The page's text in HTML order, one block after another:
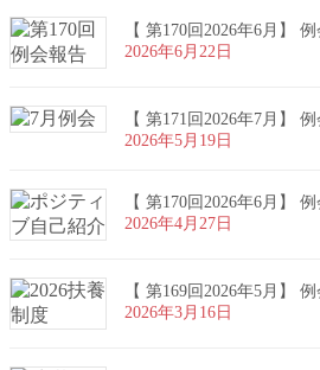
【 第170回2026年6月】
2026年6月22日
【 第171回2026年7月】
2026年5月19日
【 第170回2026年6月】
2026年4月27日
【 第169回2026年5月】
2026年3月16日